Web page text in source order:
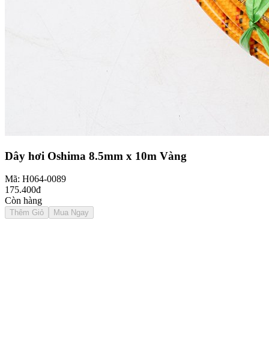
Dây hơi Oshima 8.5mm x 10m Vàng
Mã: H064-0089
175.400đ
Còn hàng
Thêm Giỏ Mua Ngay